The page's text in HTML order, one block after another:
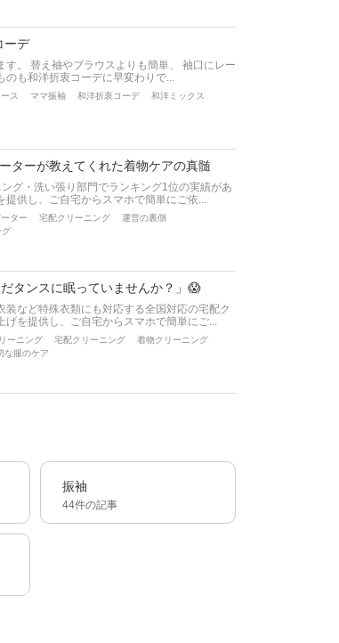
ーデ
す。 替え袖やブラウスよりも簡単、 袖口にレー
のも和洋折衷コーデに早変わりで...
ス ママ振袖 和洋折衷コーデ
和洋ミックス
ターが教えてくれた着物ケアの真髄
グ・洗い張り部門でランキング1位の実績があ
供し、ご自宅からスマホで簡単にご依...
ーター 宅配クリーニング
運営の裏側
グ
タンスに眠っていませんか？」😱
など特殊衣類にも対応する全国対応の宅配ク
を提供し、ご自宅からスマホで簡単にご...
ーニング 宅配クリーニング
着物クリーニング
な服のケア
振袖
44件の記事